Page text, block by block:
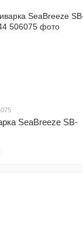
SeaBreeze SB-